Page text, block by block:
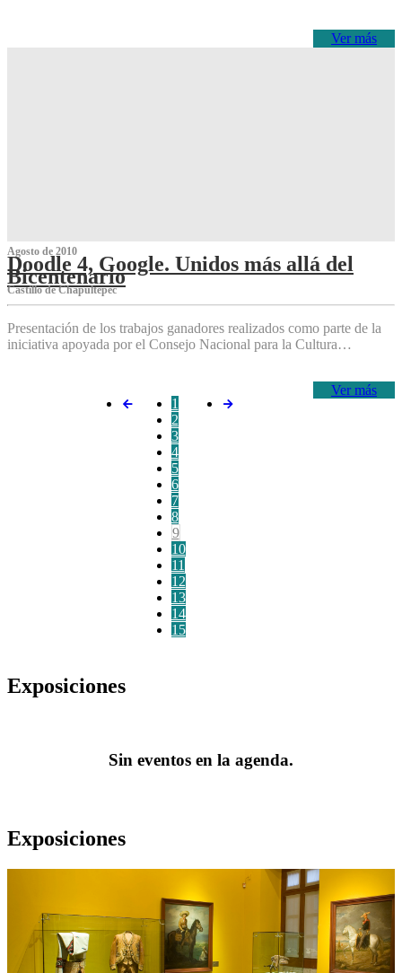
Ver más
Agosto de 2010
Doodle 4, Google. Unidos más allá del
Bicentenario
Castillo de Chapultepec
Presentación de los trabajos ganadores realizados como parte de la
iniciativa apoyada por el Consejo Nacional para la Cultura…
Ver más
1
2
3
4
5
6
7
8
9
10
11
12
13
14
15
Exposiciones
Sin eventos en la agenda.
Exposiciones